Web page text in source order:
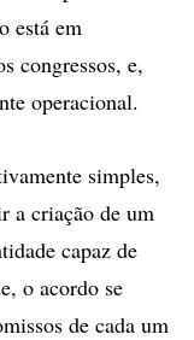
está em
congressos, e,
operacional.
simples,
a criação de um
capaz de
o acordo se
de cada um